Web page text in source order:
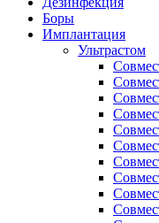
Боры
Имплантация
Ультрастом